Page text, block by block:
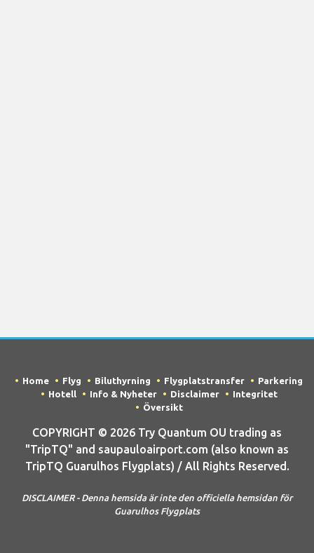
Home Flyg Biluthyrning Flygplatstransfer
Parkering
Hotell
Info & Nyheter Disclaimer
Integritet
Översikt
COPYRIGHT © 2026 Try Quantum OU trading as
"TripTQ" and saupauloairport.com (also known as
TripTQ Guarulhos Flygplats) / All Rights Reserved.
DISCLAIMER - Denna hemsida är inte den officiella hemsidan för
Guarulhos Flygplats